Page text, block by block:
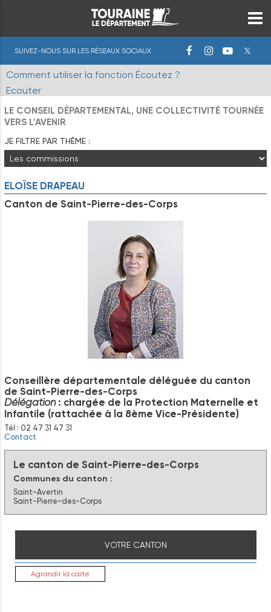
SUIVEZ-NOUS SUR LES RÉSEAUX SOCIAUX
Comment utiliser la fonction Écoutez ?
Ecouter
LE CONSEIL DÉPARTEMENTAL, UNE COLLECTIVITÉ TOURNÉE
VERS L'AVENIR
JE FILTRE PAR THÈME :
ELOÏSE DRAPEAU
Canton de Saint-Pierre-des-Corps
Conseillère départementale déléguée du canton
de Saint-Pierre-des-Corps
Délégation: chargée de la Protection Maternelle et
Infantile (rattachée à la 8ème Vice-Présidente)
Tél : 02 47 31 47 31
Contact
Le canton de Saint-Pierre-des-Corps
Communes du canton :
Saint-Avertin
Saint-Pierre-des-Corps
VOTRE CANTON
Agrandir la carte